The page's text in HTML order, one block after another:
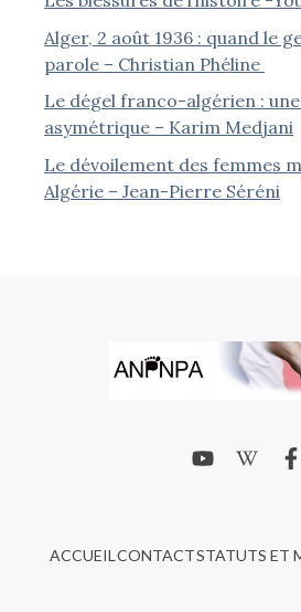
Alger, 2 août 1936 : quand le
parole – Christian Phéline
Le dégel franco-algérien :
asymétrique – Karim Medjani
Le dévoilement des femmes
Algérie – Jean-Pierre Séréni
ACCUEIL CONTACTSTATUTS ET